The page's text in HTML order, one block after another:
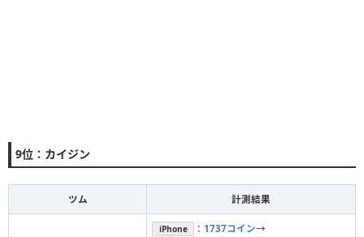
9位：カイジン
ツム 計測結果
iPhone ： 1737コイン→